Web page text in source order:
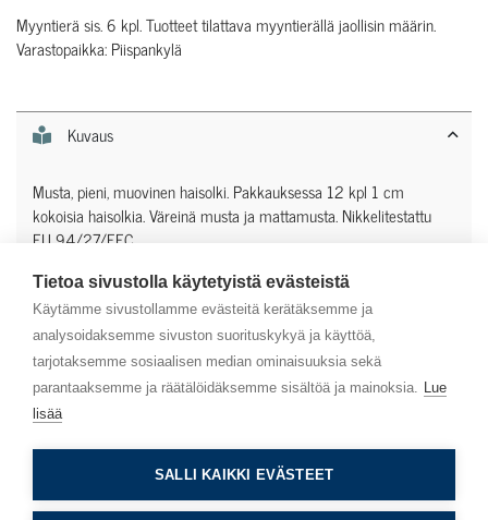
Tietoa sivustolla käytetyistä evästeistä
Käytämme sivustollamme evästeitä kerätäksemme ja
analysoidaksemme sivuston suorituskykyä ja käyttöä,
tarjotaksemme sosiaalisen median ominaisuuksia sekä
parantaaksemme ja räätälöidäksemme sisältöä ja mainoksia. Lue
lisää
SALLI KAIKKI EVÄSTEET
Myyntierä sis. 6 kpl. Tuotteet tilattava myyntierällä jaollisin määrin.
Varastopaikka: Piispankylä
Kuvaus
Musta, pieni, muovinen haisolki. Pakkauksessa 12 kpl 1 cm
kokoisia haisolkia. Väreinä musta ja mattamusta. Nikkelitestattu
EU 94/27/EEC.
Lisätiedot